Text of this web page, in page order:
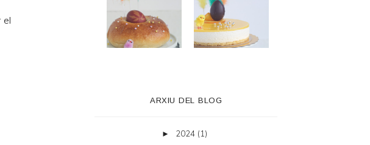
el
ARXIU DEL BLOG
► 2024 (1)